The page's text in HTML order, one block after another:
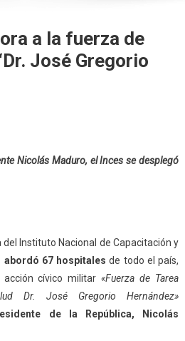
a la fuerza de
José Gregorio
Nicolás Maduro, el Inces se desplegó
Instituto Nacional de Capacitación y
abordó 67 hospitales de todo el país,
acción cívico militar«Fuerza de Tarea
Dr. José Gregorio Hernández»
de la República, Nicolás